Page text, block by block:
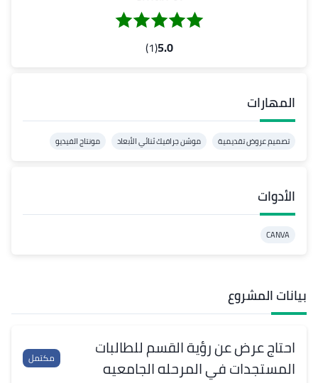
5.0
(1)
المهارات
تصميم عروض تقديمية موشن جرافيك ثنائي الأبعاد مونتاج الفيديو
الأدوات
CANVA
بيانات المشروع
احتاج عرض عن رؤية القسم للطالبات
المستجدات في المرحله الجامعيه
مكتمل